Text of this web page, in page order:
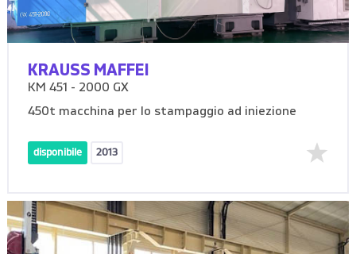
KRAUSS MAFFEI
KM 451 - 2000 GX
450t macchina per lo stampaggio ad iniezione
disponibile 2013